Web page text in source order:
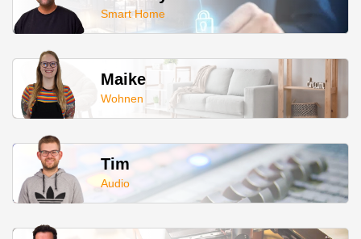
Smart Home
Maike
Wohnen
Tim
Audio